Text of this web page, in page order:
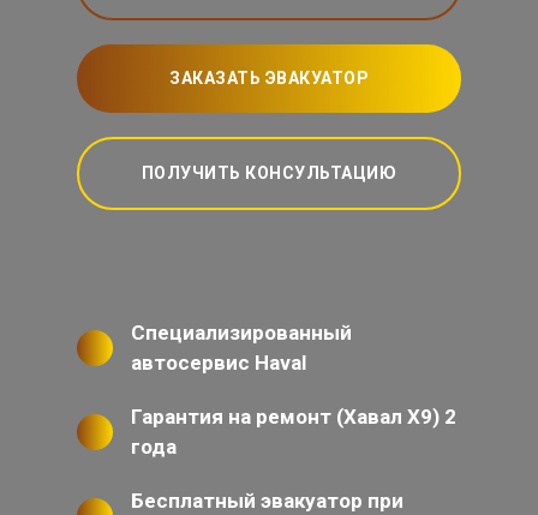
ЗАКАЗАТЬ ЭВАКУАТОР
ПОЛУЧИТЬ КОНСУЛЬТАЦИЮ
Специализированный
автосервис Haval
Гарантия на ремонт (Хавал Х9) 2
года
Бесплатный эвакуатор при